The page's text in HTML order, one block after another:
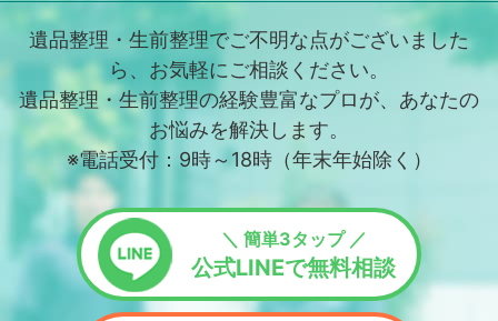
遺品整理・生前整理でご不明な点がございました
ら、お気軽にご相談ください。
遺品整理・生前整理の経験豊富なプロが、あなたの
お悩みを解決します。
※電話受付：9時～18時（年末年始除く）
＼ 簡単3タップ ／
公式LINEで無料相談